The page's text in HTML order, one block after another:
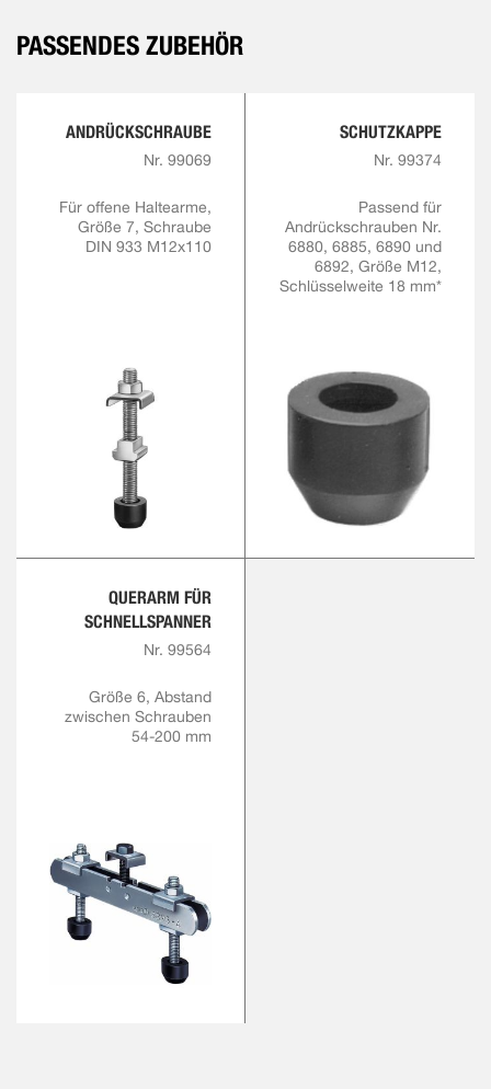
PASSENDES ZUBEHÖR
ANDRÜCKSCHRAUBE
Nr. 99069
Für offene Haltearme,
Größe 7, Schraube
DIN 933 M12x110
SCHUTZKAPPE
Nr. 99374
Passend für
Andrückschrauben Nr.
6880, 6885, 6890 und
6892, Größe M12,
Schlüsselweite 18 mm*
QUERARM FÜR
SCHNELLSPANNER
Nr. 99564
Größe 6, Abstand
zwischen Schrauben
54-200 mm